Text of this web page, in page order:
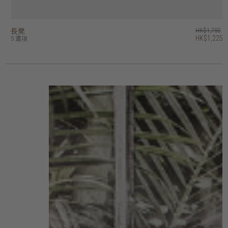
長凳
5 選項
HK$1,750
HK$1,225
circa17 長凳 - 坐墊
2 選項
HK$6,450
float 長凳
5 選項
HK$3,450
HK$2,760
kotak U 長凳
2 選項
HK$7,950
PI 長凳
4 選項
HK$7,450
HK$5,960
husky 長凳
5 選項
HK$3,450
HK$2,415
artisan 長凳
4 選項
HK$4,450
HK$3,115
outline 長凳
5 選項
HK$5,450
HK$3,815
east 長凳 HK$3,450
vintage 長凳
14 選項
HK$3,950